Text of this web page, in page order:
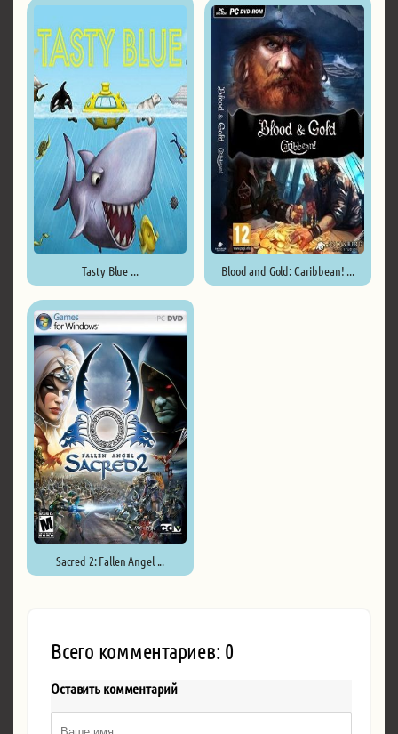
Tasty Blue ... Blood and Gold: Caribbean! ...
Sacred 2: Fallen Angel ...
Всего комментариев: 0
Оставить комментарий